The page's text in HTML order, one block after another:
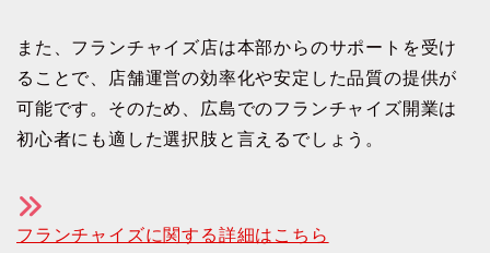
また、フランチャイズ店は本部からのサポートを受け
ることで、店舗運営の効率化や安定した品質の提供が
可能です。そのため、広島でのフランチャイズ開業は
初心者にも適した選択肢と言えるでしょう。
フランチャイズに関する詳細はこちら